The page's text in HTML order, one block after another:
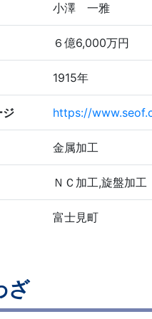
小澤 一雅
６億6,000万円
1915年
ジ https://
金属加工
ＮＣ加工,旋盤加工
富士見町
ざ